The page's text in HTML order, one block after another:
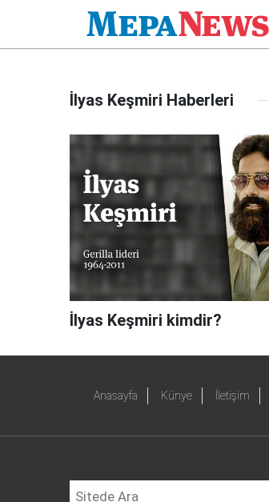
İlyas Keşmiri Haberleri
İlyas Keşmiri kimdir?
Anasayfa Künye İletişim